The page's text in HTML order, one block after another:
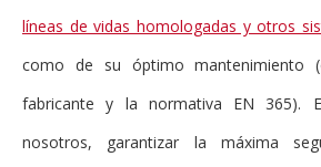
líneas de vidas homologadas y otros
como de su óptimo mantenimiento
fabricante y la normativa EN 365).
nosotros, garantizar la máxima